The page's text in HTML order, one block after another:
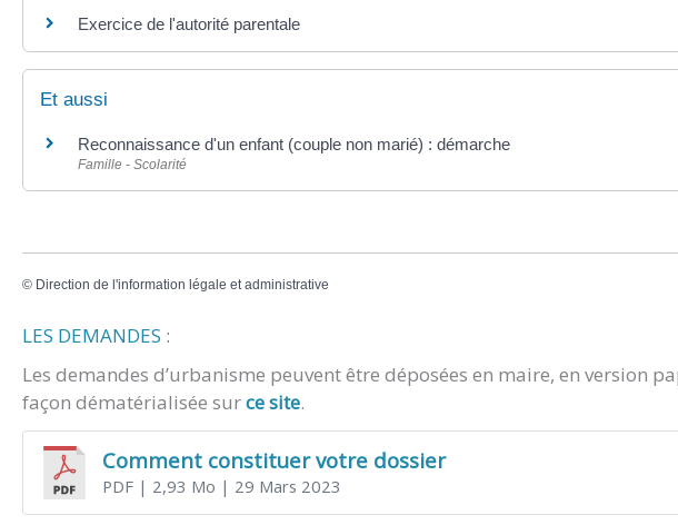
Exercice de l'autorité parentale
Et aussi
Reconnaissance d'un enfant (couple non marié) : démarche
Famille - Scolarité
© Direction de l'information légale et administrative
LES DEMANDES :
Les demandes d’urbanisme peuvent être déposées en maire, en version
façon dématérialisée surce site.
Comment constituer votre dossier
PDF| 2,93 Mo | 29 Mars 2023